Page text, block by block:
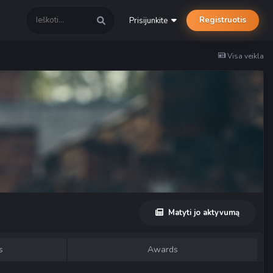
Prisijunkite Registruotis
Visa veikla
Matyti jo aktyvumą
Awards